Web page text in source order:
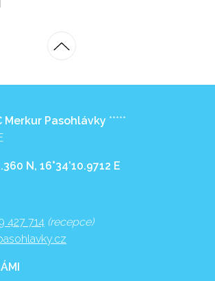
Merkur Pasohlávky *****
N, 16°34’10.9712 E
427 714 (recepce)